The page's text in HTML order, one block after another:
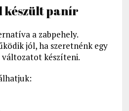
készült panír
a zabpehely.
jól, ha szeretnénk egy
változatot készíteni.